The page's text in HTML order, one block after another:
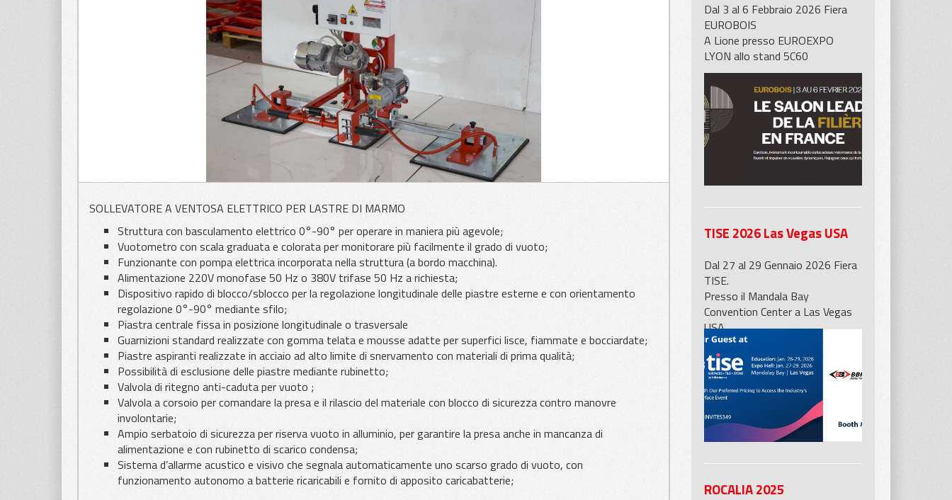
Pinze
Pinza per marmo Pinza a soffietto
Ricambi
Parti di ricambio
SOLLEVATORE A VENTOSA ELETTRICO PER LASTRE DI MARMO
Struttura con basculamento elettrico 0°-90° per operare in maniera più agevole;
Vuotometro con scala graduata e colorata per monitorare più facilmente il grado di vuoto;
Funzionante con pompa elettrica incorporata nella struttura (a bordo macchina).
Alimentazione 220V monofase 50 Hz o 380V trifase 50 Hz a richiesta;
Dispositivo rapido di blocco/sblocco per la regolazione longitudinale delle piastre esterne e con orientamento
regolazione 0°-90° mediante sfilo;
Piastra centrale fissa in posizione longitudinale o trasversale
Guarnizioni standard realizzate con gomma telata e mousse adatte per superfici lisce, fiammate e bocciardate;
Piastre aspiranti realizzate in acciaio ad alto limite di snervamento con materiali di prima qualità;
Possibilità di esclusione delle piastre mediante rubinetto;
Valvola di ritegno anti-caduta per vuoto ;
Valvola a corsoio per comandare la presa e il rilascio del materiale con blocco di sicurezza contro manovre
involontarie;
Ampio serbatoio di sicurezza per riserva vuoto in alluminio, per garantire la presa anche in mancanza di
alimentazione e con rubinetto di scarico condensa;
Sistema d’allarme acustico e visivo che segnala automaticamente uno scarso grado di vuoto, con
funzionamento autonomo a batterie ricaricabili e fornito di apposito caricabatterie;
Dal 3 al 6 Febbraio 2026 Fiera
EUROBOIS
A Lione presso EUROEXPO
LYON allo stand 5C60
TISE 2026 Las Vegas USA
Dal 27 al 29 Gennaio 2026 Fiera
TISE.
Presso il Mandala Bay
Convention Center a Las Vegas
USA
allo stand 5601 di BB Industries
potrete trovare i nostri prodotti
ROCALIA 2025